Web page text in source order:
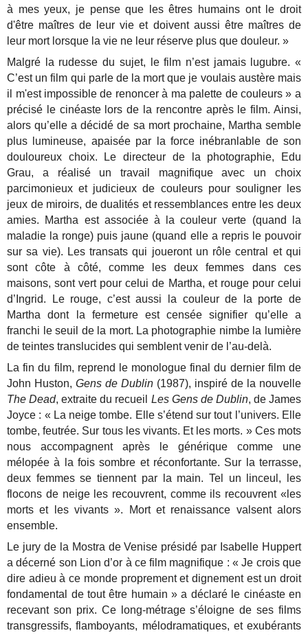
à mes yeux, je pense que les êtres humains ont le droit
d'être maîtres de leur vie et doivent aussi être maîtres de
leur mort lorsque la vie ne leur réserve plus que douleur. »
Malgré la rudesse du sujet, le film n’est jamais lugubre. «
C’est un film qui parle de la mort que je voulais austère mais
il m'est impossible de renoncer à ma palette de couleurs » a
précisé le cinéaste lors de la rencontre après le film. Ainsi,
alors qu’elle a décidé de sa mort prochaine, Martha semble
plus lumineuse, apaisée par la force inébranlable de son
douloureux choix. Le directeur de la photographie, Edu
Grau, a réalisé un travail magnifique avec un choix
parcimonieux et judicieux de couleurs pour souligner les
jeux de miroirs, de dualités et ressemblances entre les deux
amies. Martha est associée à la couleur verte (quand la
maladie la ronge) puis jaune (quand elle a repris le pouvoir
sur sa vie). Les transats qui joueront un rôle central et qui
sont côte à côté, comme les deux femmes dans ces
maisons, sont vert pour celui de Martha, et rouge pour celui
d’Ingrid. Le rouge, c’est aussi la couleur de la porte de
Martha dont la fermeture est censée signifier qu’elle a
franchi le seuil de la mort. La photographie nimbe la lumière
de teintes translucides qui semblent venir de l’au-delà.
La fin du film, reprend le monologue final du dernier film de
John Huston,Gens de Dublin (1987), inspiré de la nouvelle
The Dead, extraite du recueil Les Gens de Dublin, de James
Joyce : « La neige tombe. Elle s’étend sur tout l’univers. Elle
tombe, feutrée. Sur tous les vivants. Et les morts. » Ces mots
nous accompagnent après le générique comme une
mélopée à la fois sombre et réconfortante. Sur la terrasse,
deux femmes se tiennent par la main. Tel un linceul, les
flocons de neige les recouvrent, comme ils recouvrent «les
morts et les vivants ». Mort et renaissance valsent alors
ensemble.
Le jury de la Mostra de Venise présidé par Isabelle Huppert
a décerné son Lion d’or à ce film magnifique : « Je crois que
dire adieu à ce monde proprement et dignement est un droit
fondamental de tout être humain » a déclaré le cinéaste en
recevant son prix. Ce long-métrage s’éloigne de ses films
transgressifs, flamboyants, mélodramatiques, et exubérants